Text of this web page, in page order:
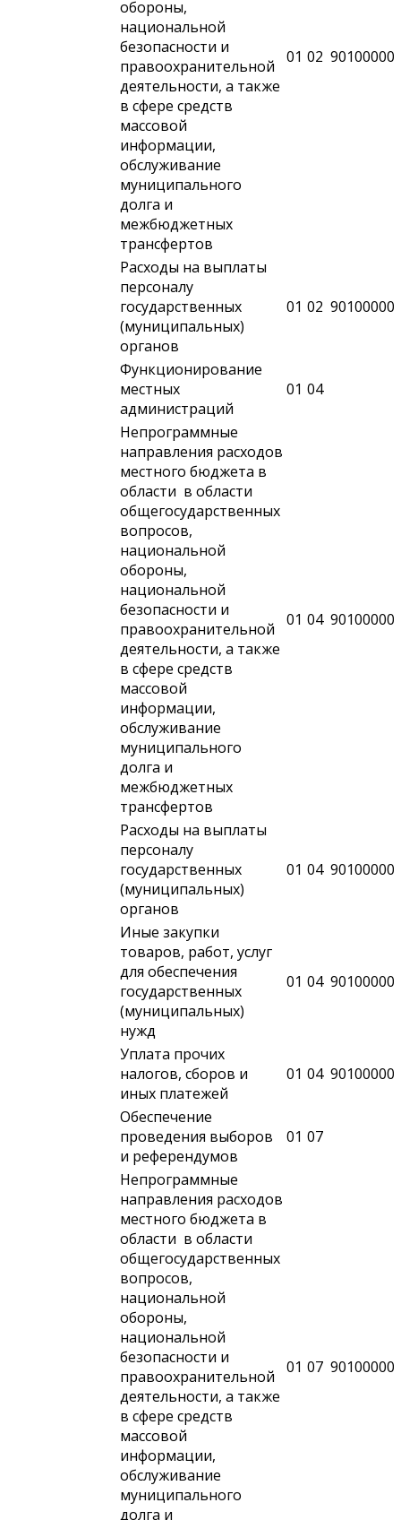
обороны,
национальной
безопасности и
правоохранительной
деятельности, а также
в сфере средств
массовой
информации,
обслуживание
муниципального
долга и
межбюджетных
трансфертов
01 02
Расходы на выплаты
персоналу
государственных
(муниципальных)
органов
01 02
Функционирование
местных
администраций
01 04
Непрограммные
направления расходов
местного бюджета в
области в области
общегосударственных
вопросов,
национальной
обороны,
национальной
безопасности и
правоохранительной
деятельности, а также
в сфере средств
массовой
информации,
обслуживание
муниципального
долга и
межбюджетных
трансфертов
01 04
Расходы на выплаты
персоналу
государственных
(муниципальных)
органов
01 04
Иные закупки
товаров, работ, услуг
для обеспечения
государственных
(муниципальных)
нужд
01 04
Уплата прочих
налогов, сборов и
иных платежей
01 04
Обеспечение
проведения выборов
и референдумов
01 07
Непрограммные
направления расходов
местного бюджета в
области в области
общегосударственных
вопросов,
национальной
обороны,
национальной
безопасности и
правоохранительной
деятельности, а также
в сфере средств
массовой
информации,
обслуживание
муниципального
долга и
01 07